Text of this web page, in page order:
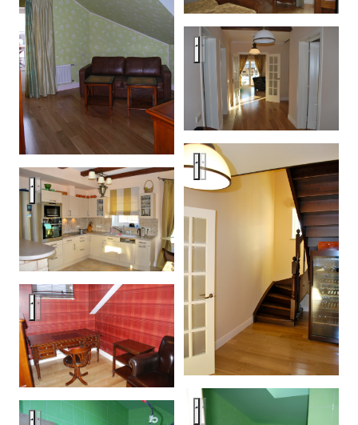
House, Novorizhskoe shosse,
House, Novorizhskoe shosse,
House, Novorizhskoe shosse, Moscow
House, Novorizhskoe shosse, Moscow
House, Novorizhskoe shosse,
House, Novorizhskoe shosse, Moscow